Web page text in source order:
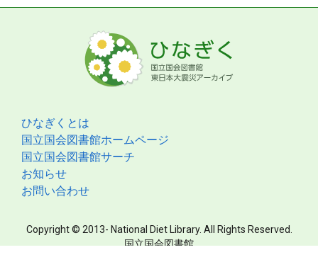
ひなぎくとは
国立国会図書館ホームページ
国立国会図書館サーチ
お知らせ
お問い合わせ
Copyright © 2013- National Diet Library. All Rights Reserved.